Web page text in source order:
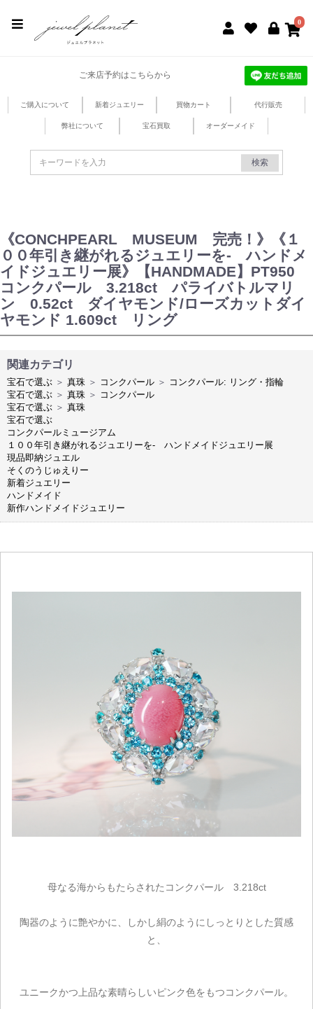
0
ご来店予約はこちらから
ご購入について 新着ジュエリー 買物カート 代行販売
弊社について 宝石買取 オーダーメイド
検索
《CONCHPEARL MUSEUM 完売！》《１
００年引き継がれるジュエリーを- ハンドメ
イドジュエリー展》【HANDMADE】PT950
コンクパール 3.218ct パライバトルマリ
ン 0.52ct ダイヤモンド/ローズカットダイ
ヤモンド 1.609ct リング
関連カテゴリ
宝石で選ぶ ＞ 真珠 ＞ コンクパール ＞ コンクパール: リング・指輪
宝石で選ぶ ＞ 真珠 ＞ コンクパール
宝石で選ぶ ＞ 真珠
宝石で選ぶ
コンクパールミュージアム
１００年引き継がれるジュエリーを- ハンドメイドジュエリー展
現品即納ジュエル
そくのうじゅえりー
新着ジュエリー
ハンドメイド
新作ハンドメイドジュエリー
母なる海からもたらされたコンクパール 3.218ct
陶器のように艶やかに、しかし絹のようにしっとりとした質感
と、
ユニークかつ上品な素晴らしいピンク色をもつコンクパール。